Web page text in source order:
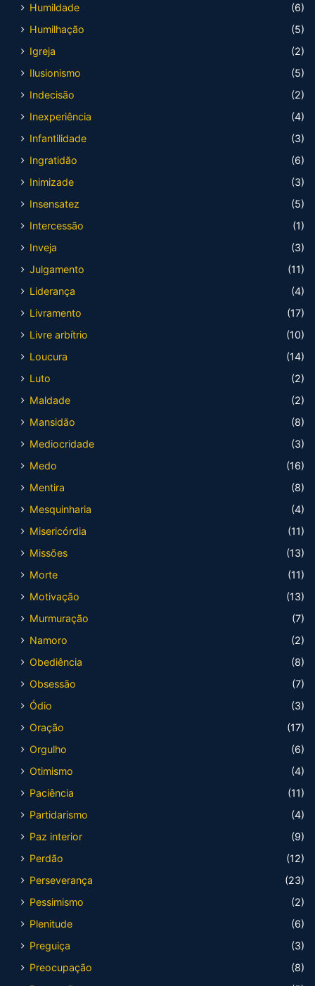
Humildade
(6)
Humilhação
(5)
Igreja
(2)
Ilusionismo
(5)
Indecisão
(2)
Inexperiência
(4)
Infantilidade
(3)
Ingratidão
(6)
Inimizade
(3)
Insensatez
(5)
Intercessão
(1)
Inveja
(3)
Julgamento
(11)
Liderança
(4)
Livramento
(17)
Livre arbítrio
(10)
Loucura
(14)
Luto
(2)
Maldade
(2)
Mansidão
(8)
Mediocridade
(3)
Medo
(16)
Mentira
(8)
Mesquinharia
(4)
Misericórdia
(11)
Missões
(13)
Morte
(11)
Motivação
(13)
Murmuração
(7)
Namoro
(2)
Obediência
(8)
Obsessão
(7)
Ódio
(3)
Oração
(17)
Orgulho
(6)
Otimismo
(4)
Paciência
(11)
Partidarismo
(4)
Paz interior
(9)
Perdão
(12)
Perseverança
(23)
Pessimismo
(2)
Plenitude
(6)
Preguiça
(3)
Preocupação
(8)